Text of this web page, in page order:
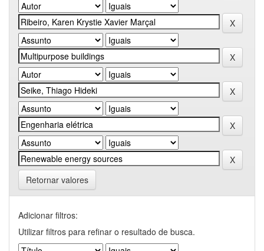
Retornar valores
Adicionar filtros:
Utilizar filtros para refinar o resultado de busca.